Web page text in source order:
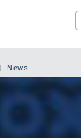
News